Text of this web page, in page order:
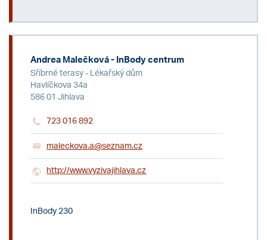
Andrea Malečková - InBody centrum
Sříbrné terasy - Lékařský dům
Havlíčkova 34a
586 01 Jihlava
723 016 892
maleckova.a@seznam.cz
http://www.vyzivajihlava.cz
InBody 230